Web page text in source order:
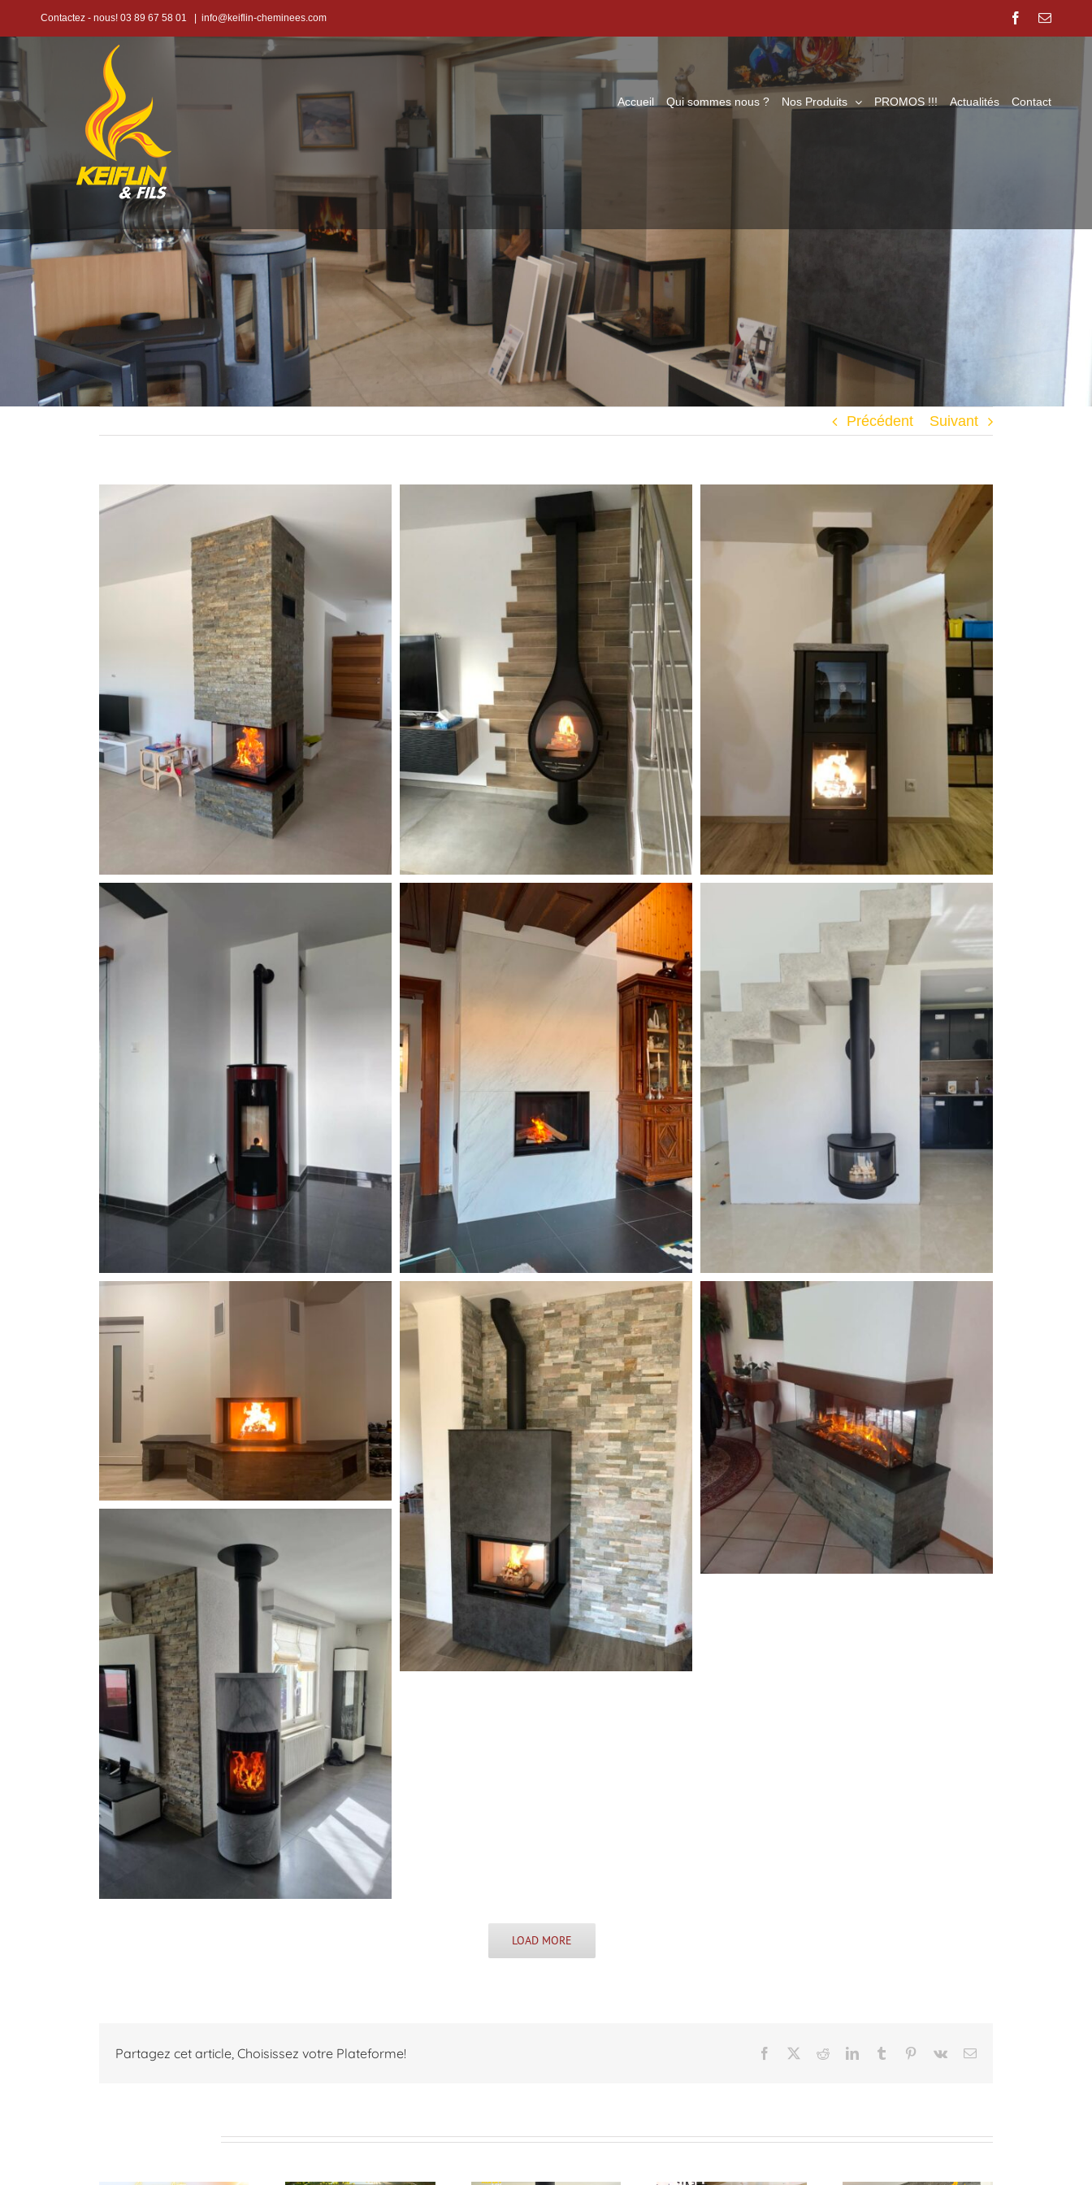
Passer
contenu
Contactez - nous! 03 89 67 58 01 info@keiflin-cheminees.com Facebook
Email
Accueil Qui sommes nous ? Nos Produits PROMOS !!! Actualités Contact
Précédent Suivant
LOAD MORE
Partagez cet article, Choisissez votre Plateforme! Facebook RedditLinkedInTumblr Pinterest
Vk Email